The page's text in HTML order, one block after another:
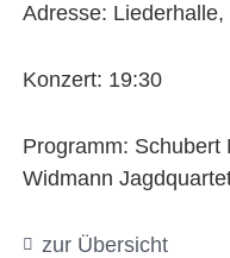
Adresse: Liederhalle,
Konzert: 19:30
Programm: Schubert
Widmann
zur Übersicht